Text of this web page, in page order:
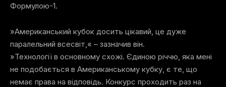
Формулою-1.
»Американський кубок досить цікавий, це дуже
паралельний всесвіт,« – зазначив він.
»Технології в основному схожі. Єдиною річчю, яка мені
не подобається в Американському кубку, є те, що
немає права на відповідь. Конкурс проходить раз на